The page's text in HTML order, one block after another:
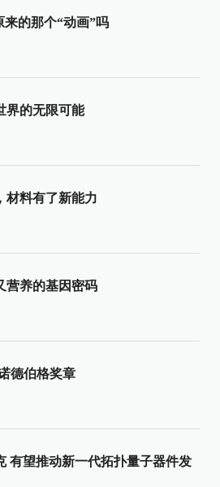
的那个“动画”吗
界的无限可能
材料有了新能力
营养的基因密码
德伯格奖章
有望推动新一代拓扑量子器件发